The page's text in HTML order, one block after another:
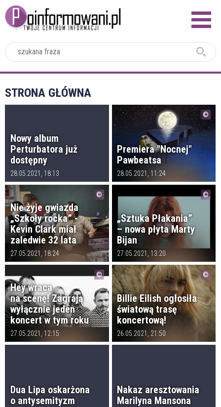
STRONA GŁÓWNA
Nowy album
Perturbatora już
dostępny
28.05.2021, 18:13
Premiera "Nocnej"
Pawbeatsa
28.05.2021, 11:24
Nie żyje gwiazda
„Szkoły rocka” -
Kevin Clark miał
zaledwie 32 lata
27.05.2021, 18:24
„Sztuka Płakania”
– nowa płyta Marty
Bijan
27.05.2021, 13:20
Hey wraca
na scenę! Zagrają
wyłącznie jeden
koncert w tym roku
27.05.2021, 12:15
Billie Eilish ogłosiła
światową trasę
koncertową!
26.05.2021, 21:50
Dua Lipa oskarżona
o antysemityzm
Nakaz aresztowania
Marilyna Mansona